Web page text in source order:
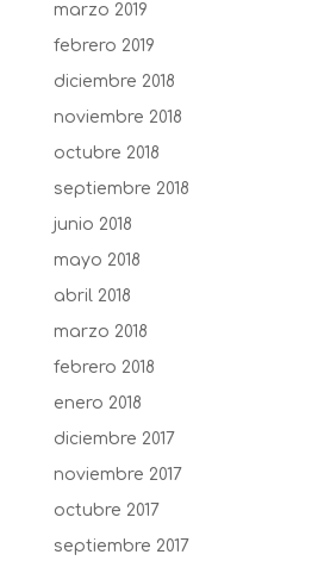
marzo 2019
febrero 2019
diciembre 2018
noviembre 2018
octubre 2018
septiembre 2018
junio 2018
mayo 2018
abril 2018
marzo 2018
febrero 2018
enero 2018
diciembre 2017
noviembre 2017
octubre 2017
septiembre 2017